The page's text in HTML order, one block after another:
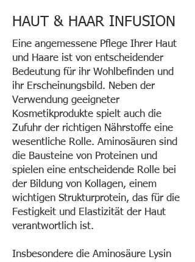
HAUT & HAAR INFUSION
Eine angemessene Pflege Ihrer Haut
und Haare ist von entscheidender
Bedeutung für ihr Wohlbefinden und
ihr Erscheinungsbild. Neben der
Verwendung geeigneter
Kosmetikprodukte spielt auch die
Zufuhr der richtigen Nährstoffe eine
wesentliche Rolle. Aminosäuren sind
die Bausteine von Proteinen und
spielen eine entscheidende Rolle bei
der Bildung von Kollagen, einem
wichtigen Strukturprotein, das für die
Festigkeit und Elastizität der Haut
verantwortlich ist.
Insbesondere die Aminosäure Lysin